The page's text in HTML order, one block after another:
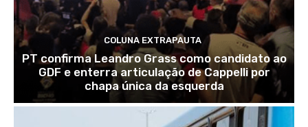
COLUNA EXTRAPAUTA
PT confirma Leandro Grass como candidato ao
GDF e enterra articulação de Cappelli por
chapa única da esquerda